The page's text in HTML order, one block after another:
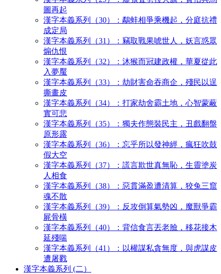
圖再起
漢字本義系列（30）：鷸蚌相爭乘機起，分庭抗禮
成定局
漢字本義系列（31）：竊取戰果唬世人，妖言惑眾
煽仇恨
漢字本義系列（32）：沐猴而冠建政權，華夏從此
入夢魘
漢字本義系列（33）：劫財害命吞商企，殘民以逞
撕畫皮
漢字本義系列（34）：打家劫舍霸土地，心智蒙蔽
實可悲
漢字本義系列（35）：獨夫作態裝民主，丑戲翻盤
原形露
漢字本義系列（36）：忘乎所以發神經，瘋狂吹鼓
假大空
漢字本義系列（37）：謊言欺世真無恥，生靈塗炭
人相食
漢字本義系列（38）：惡貫滿盈遭清算，狡兔三窟
魂不散
漢字本義系列（39）：反攻倒算氣勢凶，魔獸爭霸
屍骨橫
漢字本義系列（40）：背信食言丟老臉，移花接木
延殘喘
漢字本義系列（41）：以權謀私貪無度，與虎謀皮
遭屠戮
漢字本義系列 (二）